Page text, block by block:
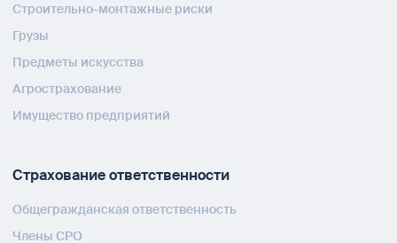
Строительно-монтажные риски
Грузы
Предметы искусства
Агрострахование
Имущество предприятий
Страхование ответственности
Общегражданская ответственность
Члены СРО